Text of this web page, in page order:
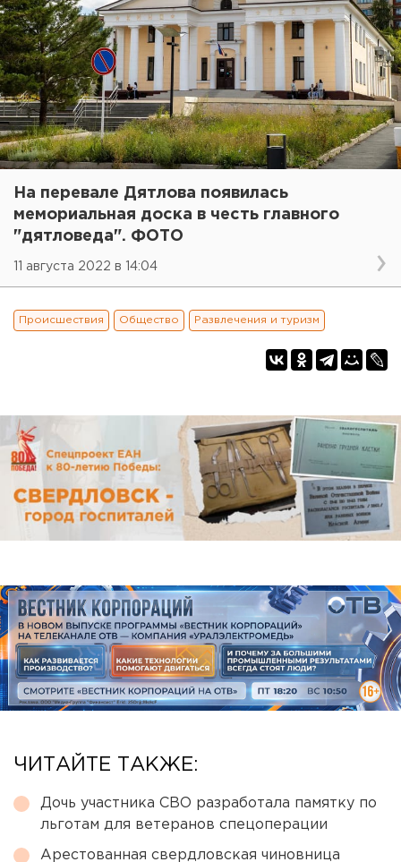
На перевале Дятлова появилась
мемориальная доска в честь главного
"дятловеда". ФОТО
11 августа 2022 в 14:04
Происшествия Общество Развлечения и туризм
ЧИТАЙТЕ ТАКЖЕ:
Дочь участника СВО разработала памятку по
льготам для ветеранов спецоперации
Арестованная свердловская чиновница